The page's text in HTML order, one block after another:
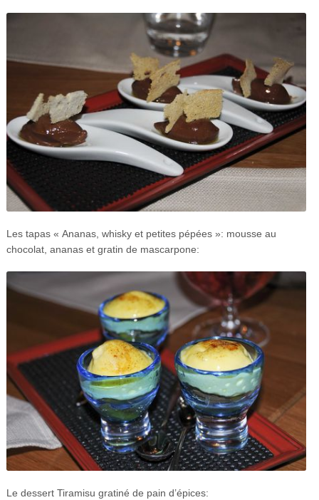
Les tapas « Ananas, whisky et petites pépées »: mousse au
chocolat, ananas et gratin de mascarpone:
Le dessert Tiramisu gratiné de pain d’épices: